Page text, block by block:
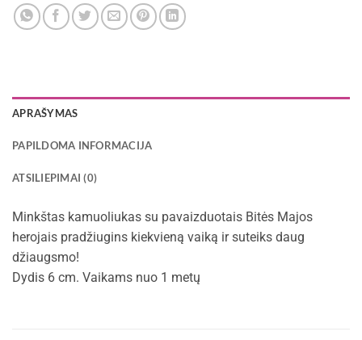
APRAŠYMAS
PAPILDOMA INFORMACIJA
ATSILIEPIMAI (0)
Minkštas kamuoliukas su pavaizduotais Bitės Majos
herojais pradžiugins kiekvieną vaiką ir suteiks daug
džiaugsmo!
Dydis 6 cm. Vaikams nuo 1 metų